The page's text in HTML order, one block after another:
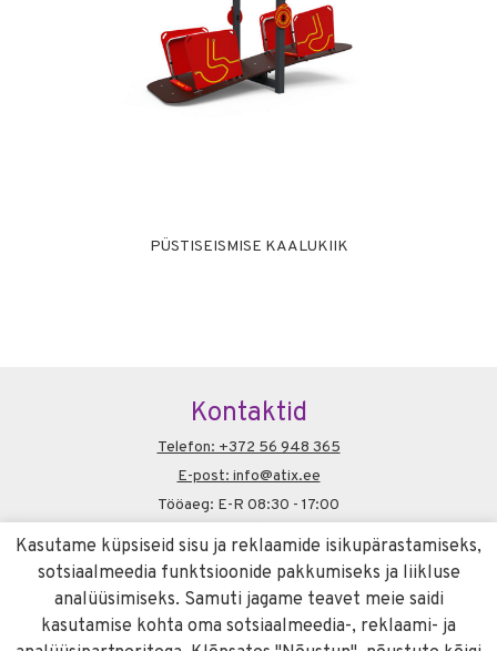
PÜSTISEISMISE KAALUKIIK
Kontaktid
Telefon: +372 56 948 365
E-post: info@atix.ee
Tööaeg: E-R 08:30 - 17:00
Soovitame
liivameister.ee
Info
Küpsiste kasutamise poliitika
Kasutame küpsiseid sisu ja reklaamide isikupärastamiseks,
sotsiaalmeedia funktsioonide pakkumiseks ja liikluse
analüüsimiseks. Samuti jagame teavet meie saidi
kasutamise kohta oma sotsiaalmeedia-, reklaami- ja